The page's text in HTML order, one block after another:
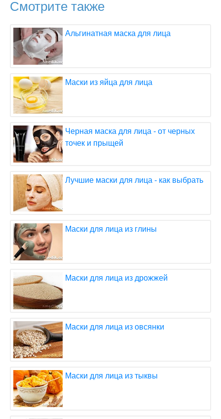
Смотрите также
Альгинатная маска для лица
Маски из яйца для лица
Черная маска для лица - от черных
точек и прыщей
Лучшие маски для лица - как выбрать
Маски для лица из глины
Маски для лица из дрожжей
Маски для лица из овсянки
Маски для лица из тыквы